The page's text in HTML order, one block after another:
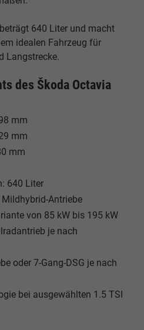
640 Liter und macht
idealen Fahrzeug für
Langstrecke.
des Škoda Octavia
mm
mm
mm
640 Liter
Antriebe
von 85 kW bis 195 kW
je nach
oder 7-Gang-DSG je nach
bei ausgewählten 1.5 TSI